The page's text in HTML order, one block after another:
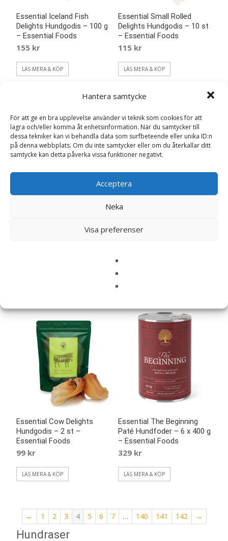
Hantera samtycke
För att ge en bra upplevelse använder vi teknik som cookies för att
lagra och/eller komma åt enhetsinformation. När du samtycker till
dessa tekniker kan vi behandla data som surfbeteende eller unika ID:n
på denna webbplats. Om du inte samtycker eller om du återkallar ditt
samtycke kan detta påverka vissa funktioner negativt.
Acceptera
Neka
Visa preferenser
Essential Iceland Fish
Delights Hundgodis – 100 g
– Essential Foods
155 kr
LÄS MERA & KÖP
Essential Small Rolled
Delights Hundgodis – 10 st
– Essential Foods
115 kr
LÄS MERA & KÖP
Delights Hundgodis – 5 st –
Hundgodis – 120 g –
Essential Cow Delights
Hundgodis – 2 st –
Essential Foods
99 kr
LÄS MERA & KÖP
Essential The Beginning
Paté Hundfoder – 6 x 400 g
– Essential Foods
329 kr
LÄS MERA & KÖP
← 1 2 3 4 5 6 7 … 140 141 142 →
Hundraser